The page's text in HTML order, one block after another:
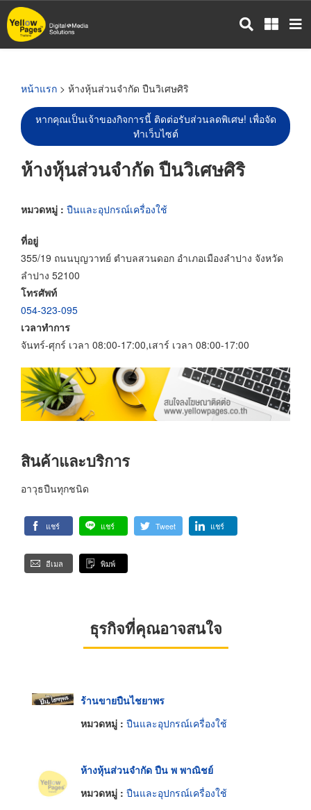
ข้าม
ไป
หน้าแรก > ห้างหุ้นส่วนจำกัด ปืนวิเศษศิริ
หากคุณเป็นเจ้าของกิจการนี้ ติดต่อรับส่วนลดพิเศษ! เพื่อจัด
ทำเว็บไซต์
ห้างหุ้นส่วนจำกัด ปืนวิเศษศิริ
หมวดหมู่ : ปืนและอุปกรณ์เครื่องใช้
ที่อยู่
355/19 ถนนบุญวาทย์ ตำบลสวนดอก อำเภอเมืองลำปาง จังหวัด
ลำปาง 52100
โทรศัพท์
054-323-095
เวลาทำการ
จันทร์-ศุกร์ เวลา 08:00-17:00,เสาร์ เวลา 08:00-17:00
สินค้าและบริการ
อาวุธปืนทุกชนิด
แชร์ แชร์ Tweet แชร์
อีเมล พิมพ์
ธุรกิจที่คุณอาจสนใจ
ร้านขายปืนไชยาพร
หมวดหมู่ : ปืนและอุปกรณ์เครื่องใช้
ห้างหุ้นส่วนจำกัด ปืน พ พาณิชย์
หมวดหมู่ : ปืนและอุปกรณ์เครื่องใช้